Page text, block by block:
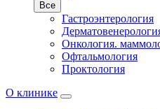
Все
Гастроэнтерология
Онкология.
Офтальмология
Проктология
О клинике